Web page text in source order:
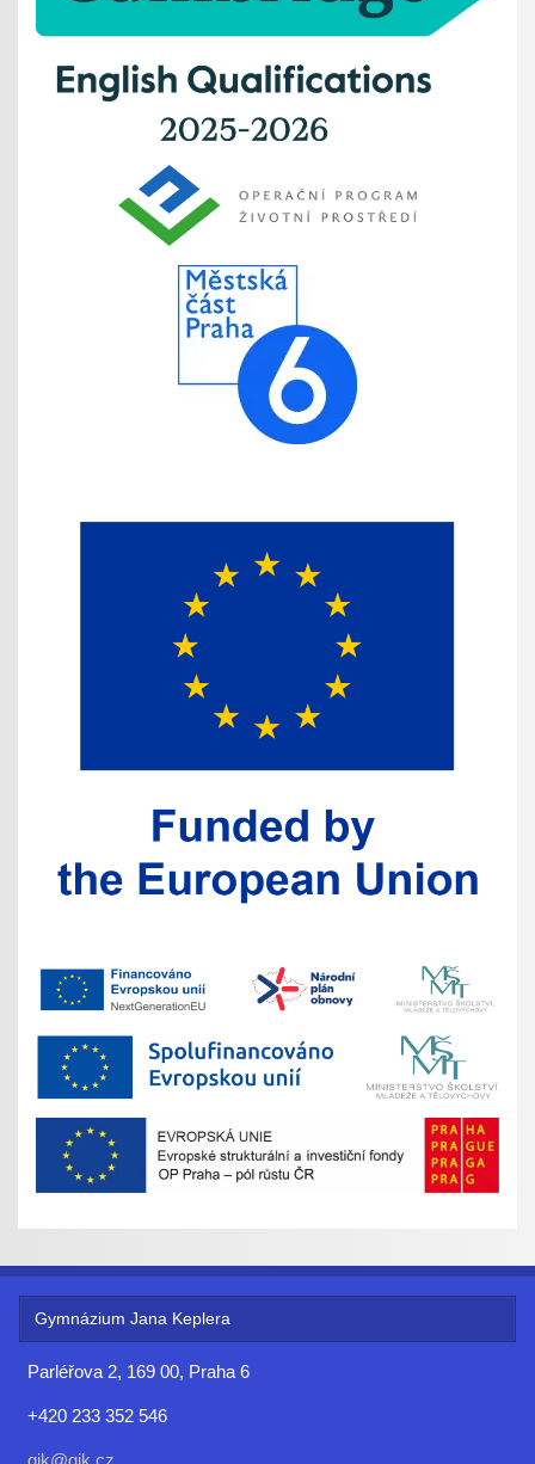
Gymnázium Jana Keplera
Parléřova 2, 169 00, Praha 6
+420 233 352 546